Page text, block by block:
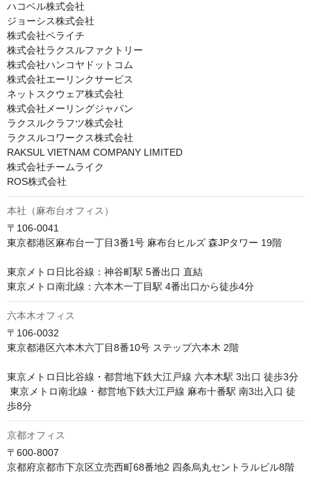
ハコベル株式会社
ジョーシス株式会社
株式会社ペライチ
株式会社ラクスルファクトリー
株式会社ハンコヤドットコム
株式会社エーリンクサービス
ネットスクウェア株式会社
株式会社メーリングジャパン
ラクスルクラフツ株式会社
ラクスルコワークス株式会社
RAKSUL VIETNAM COMPANY LIMITED
株式会社チームライク
ROS株式会社
本社（麻布台オフィス）
〒106-0041
東京都港区麻布台一丁目3番1号 麻布台ヒルズ 森JPタワー 19階
東京メトロ日比谷線：神谷町駅 5番出口 直結
東京メトロ南北線：六本木一丁目駅 4番出口から徒歩4分
六本木オフィス
〒106-0032
東京都港区六本木六丁目8番10号 ステップ六本木 2階
東京メトロ日比谷線・都営地下鉄大江戸線 六本木駅 3出口 徒歩3分
歩8分
京都オフィス
〒600-8007
京都府京都市下京区立売西町68番地2 四条烏丸セントラルビル8階